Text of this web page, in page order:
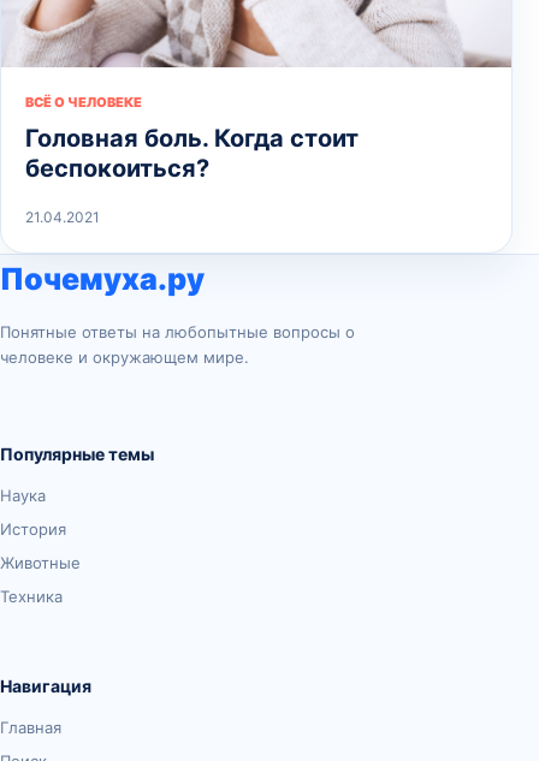
ВСЁ О ЧЕЛОВЕКЕ
Головная боль. Когда стоит
беспокоиться?
21.04.2021
Почемуха.ру
Понятные ответы на любопытные вопросы о
человеке и окружающем мире.
Популярные темы
Наука
История
Животные
Техника
Навигация
Главная